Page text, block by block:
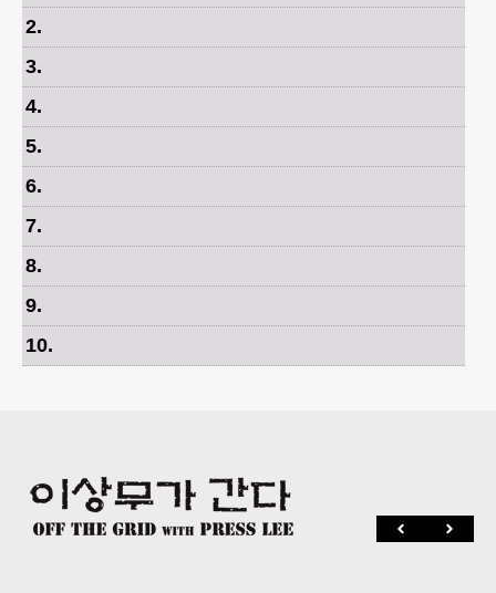
2.
3.
4.
5.
6.
7.
8.
9.
10.